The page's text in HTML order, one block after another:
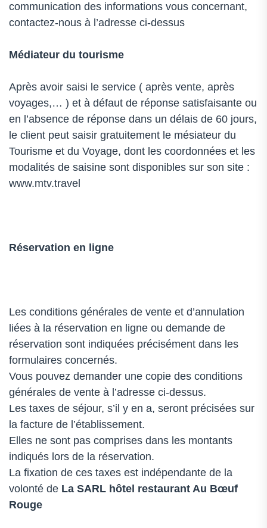
communication des informations vous concernant,
contactez-nous à l’adresse ci-dessus
Médiateur du tourisme
Après avoir saisi le service ( après vente, après
voyages,… ) et à défaut de réponse satisfaisante ou
en l’absence de réponse dans un délais de 60 jours,
le client peut saisir gratuitement le mésiateur du
Tourisme et du Voyage, dont les coordonnées et les
modalités de saisine sont disponibles sur son site :
www.mtv.travel
Réservation en ligne
Les conditions générales de vente et d’annulation
liées à la réservation en ligne ou demande de
réservation sont indiquées précisément dans les
formulaires concernés.
Vous pouvez demander une copie des conditions
générales de vente à l’adresse ci-dessus.
Les taxes de séjour, s’il y en a, seront précisées sur
la facture de l’établissement.
Elles ne sont pas comprises dans les montants
indiqués lors de la réservation.
La fixation de ces taxes est indépendante de la
volonté de La SARL hôtel restaurant Au Bœuf
Rouge